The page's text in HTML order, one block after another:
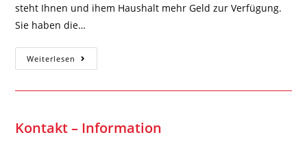
steht Ihnen und ihem Haushalt mehr Geld zur Verfügung.
Sie haben die…
Weiterlesen
Kontakt – Information